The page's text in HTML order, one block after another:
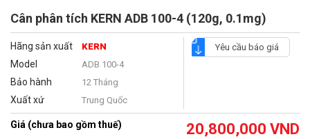
Cân phân tích KERN ADB 100-4 (120g, 0.1mg)
Hãng sản xuất KERN
Model ADB 100-4
Bảo hành 12 Tháng
Xuất xứ Trung Quốc
Yêu cầu báo giá
Giá (chưa bao gồm thuế) 20,800,000 VND